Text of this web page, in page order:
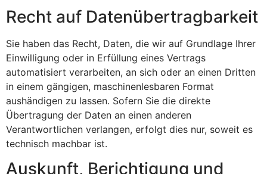
Recht auf Daten­übertrag­barkeit
Sie haben das Recht, Daten, die wir auf Grundlage Ihrer
Einwilligung oder in Erfüllung eines Vertrags
automatisiert verarbeiten, an sich oder an einen Dritten
in einem gängigen, maschinenlesbaren Format
aushändigen zu lassen. Sofern Sie die direkte
Übertragung der Daten an einen anderen
Verantwortlichen verlangen, erfolgt dies nur, soweit es
technisch machbar ist.
Auskunft, Berichtigung und